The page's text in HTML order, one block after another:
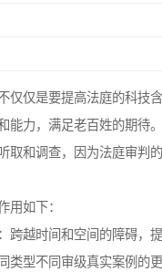
仅仅是要提高法庭的科技
能力，满足老百姓的期待
取和调查，因为法庭审判
用如下：
跨越时间和空间的障碍，提
类型不同审级真实案例的